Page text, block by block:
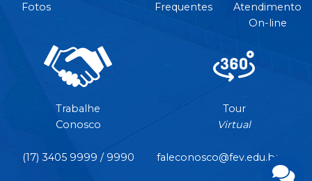
Fotos
Frequentes
Atendimento
On-line
Trabalhe
Conosco
Tour
Virtual
(17) 3405 9999 / 9990 faleconosco@fev.edu.br